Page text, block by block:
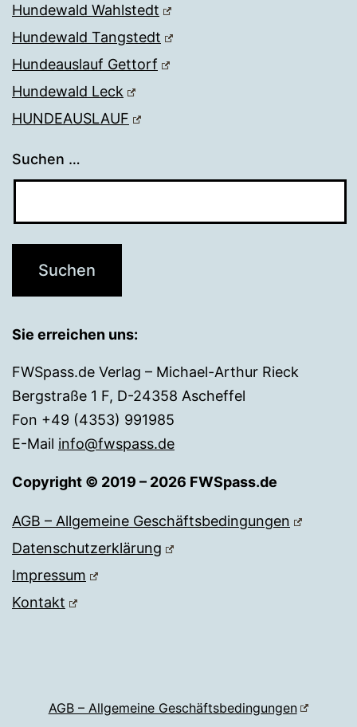
Hundewald Wahlstedt
Hundewald Tangstedt
Hundeauslauf Gettorf
Hundewald Leck
HUNDEAUSLAUF
Suchen …
Sie erreichen uns:
FWSpass.de Verlag – Michael-Arthur Rieck
Bergstraße 1 F, D-24358 Ascheffel
Fon +49 (4353) 991985
E-Mail info@fwspass.de
Copyright © 2019 – 2026 FWSpass.de
AGB – Allgemeine Geschäftsbedingungen
Datenschutzerklärung
Impressum
Kontakt
AGB – Allgemeine Geschäftsbedingungen